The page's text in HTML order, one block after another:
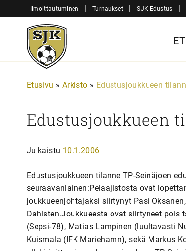
sisältöön
Ilmoittautuminen | Turnaukset | SJK-Edustus |
Sjk-
Juniorit
Etusivu » Arkisto » Edustusjoukkueen
Edustusjoukkueen
Julkaistu 10.1.2006
Edustusjoukkueen tilanne TP-Seinäjoen
seuraavanlainen:Pelaajistosta ovat
joukkueenjohtajaksi siirtynyt Pasi
Dahlsten.Joukkueesta ovat siirtyneet pois
(Sepsi-78), Matias Lampinen (luultavasti
Kuismala (IFK Mariehamn), sekä Markus